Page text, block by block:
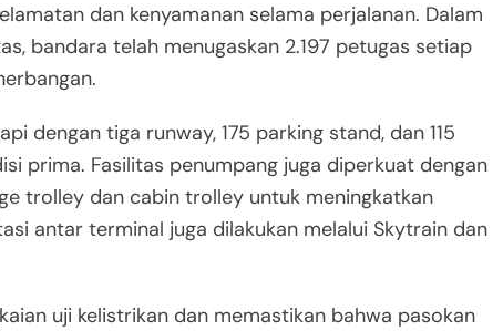
dan kenyamanan selama perjalanan. Dalam
bandara telah menugaskan 2.197 petugas setiap
dengan tiga runway, 175 parking stand, dan 115
prima. Fasilitas penumpang juga diperkuat dengan
trolley dan cabin trolley untuk meningkatkan
antar terminal juga dilakukan melalui Skytrain dan
uji kelistrikan dan memastikan bahwa pasokan